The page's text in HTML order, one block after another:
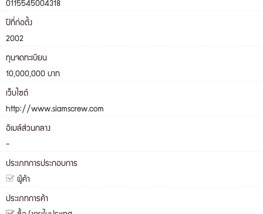
0115545004318
ปีที่ก่อตั้ง
2002
ทุนจดทะเบียน
10,000,000 บาท
เว็บไซต์
http://www.siamscrew.com
อีเมล์ส่วนกลาง
-
ประเภทการประกอบการ
ผู้ค้า
ประเภทการค้า